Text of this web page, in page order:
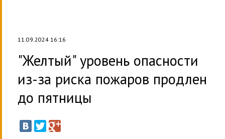
11.09.2024 16:16
"Желтый" уровень опасности
из-за риска пожаров продлен
до пятницы